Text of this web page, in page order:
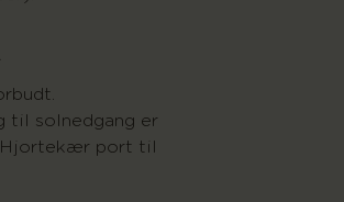
til solnedgang er
port til